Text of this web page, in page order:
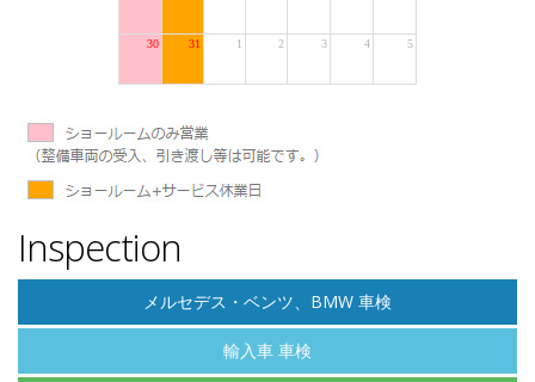
Inspection
メルセデス・ベンツ、BMW 車検
輸入車 車検